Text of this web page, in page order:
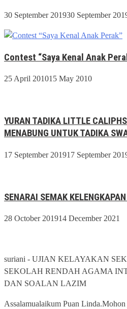
30 September 201930 September
Contest “Saya Kenal Anak
25 April 201015 May 2010
YURAN TADIKA LITTLE
MENABUNG UNTUK TADIKA
17 September 201917 September
SENARAI SEMAK
28 October 201914 December 2021
suriani - UJIAN KELAYAKAN
SEKOLAH RENDAH AGAMA
DAN SOALAN LAZIM
Assalamualaikum Puan